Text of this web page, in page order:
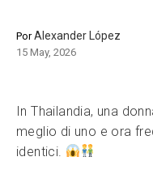
PorAlexander López
15 May, 2026
In Thailandia, una
meglio di uno e ora
identici.